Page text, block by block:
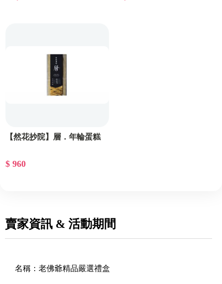
【然花抄院】層．年輪蛋糕
$ 960
賣家資訊 & 活動期間
名稱： 老佛爺精品嚴選禮盒